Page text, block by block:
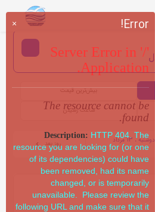
بیش‌ترین قیمت
ساعت رسیدن
دوشنبه ، 13 مرداد روز بعد
× Error!
Server Error in '/'
Application.
The resource cannot be
found.
Description: HTTP 404. The
resource you are looking for (or one
of its dependencies) could have
been removed, had its name
changed, or is temporarily
unavailable. Please review the
following URL and make sure that it